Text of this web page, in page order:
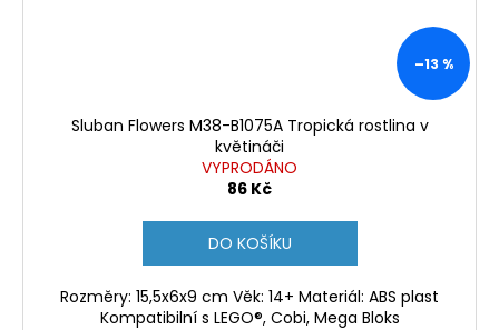
–13 %
Sluban Flowers M38-B1075A Tropická rostlina v
květináči
VYPRODÁNO
86 Kč
DO KOŠÍKU
Rozměry: 15,5x6x9 cm Věk: 14+ Materiál: ABS plast
Kompatibilní s LEGO®, Cobi, Mega Bloks